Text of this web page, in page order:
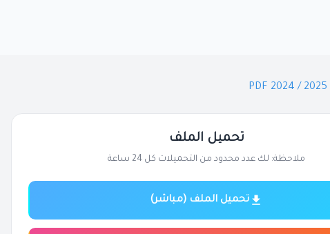
تحميل الملف
ملاحظة: لك عدد محدود من التحميلات كل 24 ساعة
تحميل الملف (مباشر)